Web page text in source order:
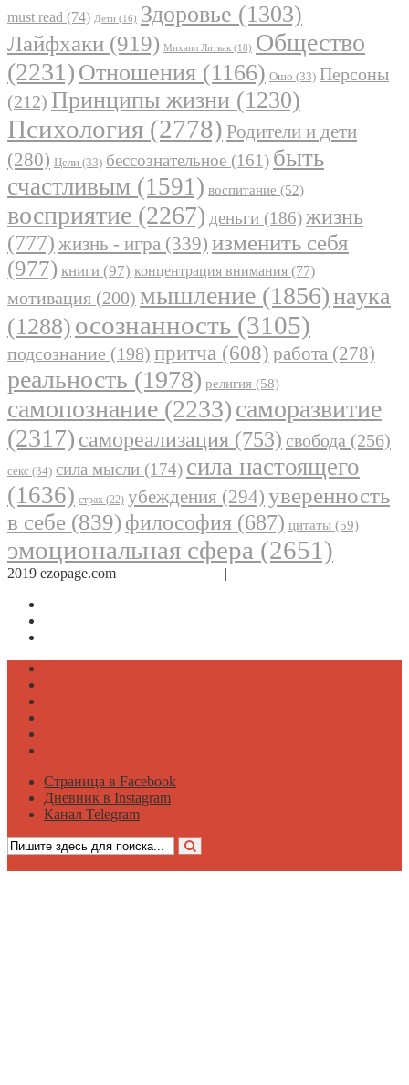
must read (74) Дети (16) Здоровье (1303)
Лайфхаки (919) Михаил Литвак (18) Общество
(2231) Отношения (1166) Ошо (33) Персоны
(212) Принципы жизни (1230)
Психология (2778) Родители и дети
(280) Цели (33) бессознательное (161) быть
счастливым (1591) воспитание (52)
восприятие (2267) деньги (186)жизнь
(777) жизнь - игра (339) изменить себя
(977) книги (97) концентрация внимания (77)
мотивация (200) мышление (1856)наука
(1288) осознанность (3105)
подсознание (198) притча (608) работа (278)
реальность (1978) религия (58)
самопознание (2233)саморазвитие
(2317) самореализация (753) свобода (256)
секс (34) сила мысли (174) сила настоящего
(1636) страх (22) убеждения (294) уверенность
в себе (839) философия (687) цитаты (59)
эмоциональная сфера (2651)
2019 ezopage.com | |
Страница в Facebook
Дневник в Instagram
Канал Telegram